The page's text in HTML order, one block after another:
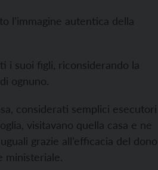
l’immagine autentica della
i suoi figli, riconsiderando la
ognuno.
considerati semplici esecutori
visitavano quella casa e ne
grazie all’efficacia del dono
ministeriale.